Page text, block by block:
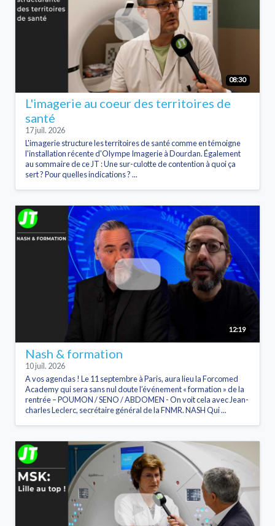
08:30
L'imagerie au coeur des territoires de
santé
17 juil. 2026
L'imagerie structure les territoires de santé comme en témoigne
l'installation récente d'Olympe Imagerie à Dourdan. Également
au sommaire de ce JT : Une sur-culotte de contention à quoi ça
sert ? Pour quelles indications ? ...
12:19
Nash & formation
10 juil. 2026
A vos agendas ! Le 11 septembre à Paris, aura lieu la Forcomed
Academy qui sera sans nul doute l’événement « formation » de la
rentrée – POUMON / SENO / ABDOMEN - On voit cela avec Jean-
charles Leclerc, secrétaire général de la FNMR. NASH Qui ...